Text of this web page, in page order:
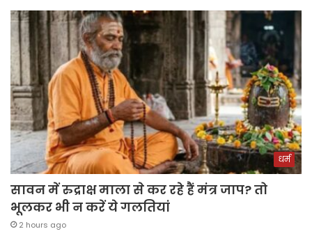
धर्म
सावन में रुद्राक्ष माला से कर रहे हैं मंत्र जाप? तो
भूलकर भी न करें ये गलतियां
2 hours ago